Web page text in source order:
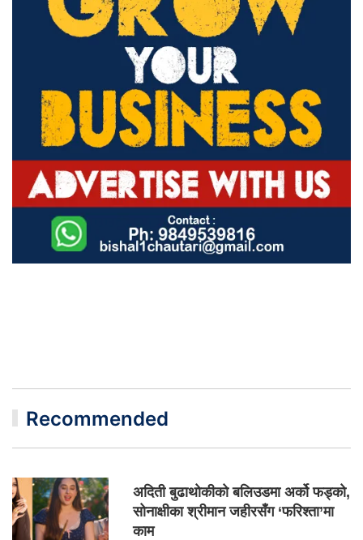
Recommended
अदिती बुढाथोकीको बलिउडमा अर्को फड्को,
सोनाक्षीका श्रीमान जहीरसँग ‘फरिश्ता’मा
काम